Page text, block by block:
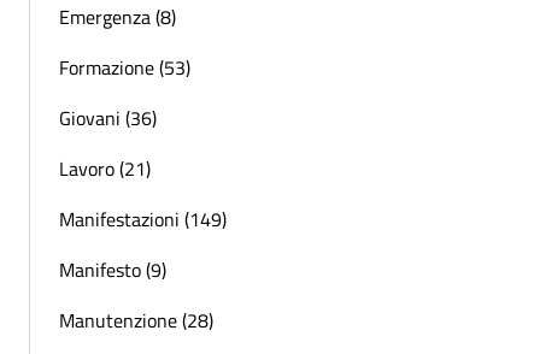
Emergenza (8)
Formazione (53)
Giovani (36)
Lavoro (21)
Manifestazioni (149)
Manifesto (9)
Manutenzione (28)